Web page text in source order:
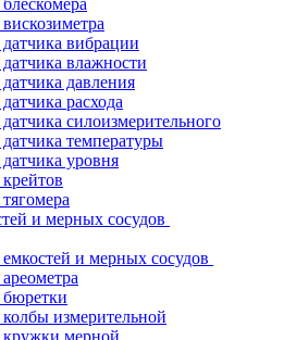
блескомера
вибрации
влажности
давления
расхода
силоизмерительного
температуры
уровня
и мерных сосудов
и мерных сосудов
измерительной
кружки мерной